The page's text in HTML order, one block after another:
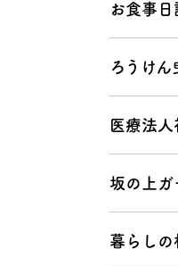
お食事日
ろうけん
医療法
坂の上ガ
暮らしの